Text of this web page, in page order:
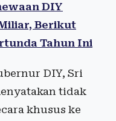
DIY
Berikut
Tahun Ini
DIY, Sri
tidak
khusus ke